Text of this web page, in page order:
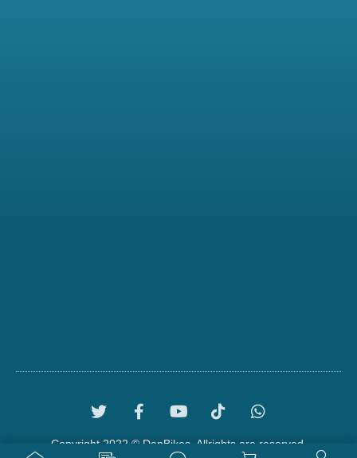
Copyright 2022 © DanBikes. Allrights are reserved.